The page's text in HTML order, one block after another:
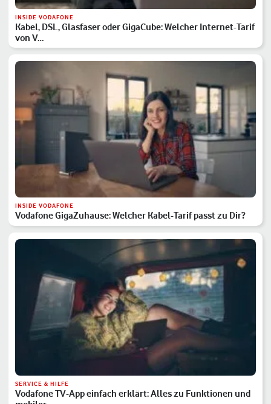
INSIDE VODAFONE
Kabel, DSL, Glasfaser oder GigaCube: Welcher Internet-Tarif
von V…
INSIDE VODAFONE
Vodafone GigaZuhause: Welcher Kabel-Tarif passt zu Dir?
SERVICE & HILFE
Vodafone TV-App einfach erklärt: Alles zu Funktionen und